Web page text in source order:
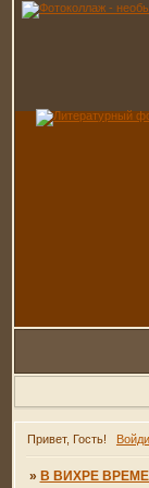
Привет, Гость!
» В ВИХРЕ